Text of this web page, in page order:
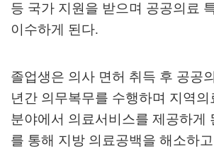
등 국가 지원을 받으며 공공의료
이수하게 된다.
졸업생은 의사 면허 취득 후 공공
년간 의무복무를 수행하며 지역의
분야에서 의료서비스를 제공하게
를 통해 지방 의료공백을 해소하